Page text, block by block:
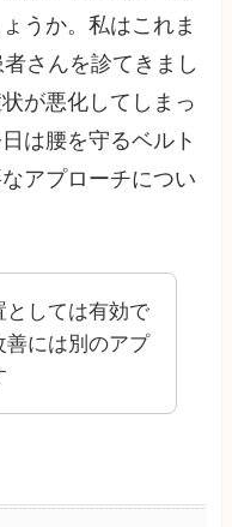
うか。私はこれま
さんを診てきまし
が悪化してしまっ
は腰を守るベルト
アプローチについ
としては有効で
善には別のアプ